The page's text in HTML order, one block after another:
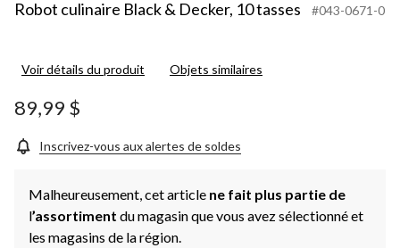
Robot culinaire Black & Decker, 10 tasses #043-0671-0
Voir détails du produit Objets similaires
89,99 $
Inscrivez-vous aux alertes de soldes
Malheureusement, cet article ne fait plus partie de
l’assortiment du magasin que vous avez sélectionné et
les magasins de la région.